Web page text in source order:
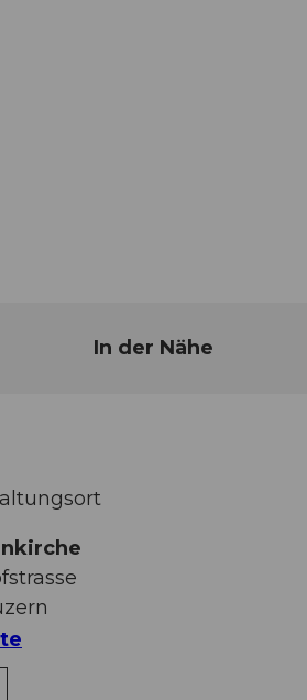
In der Nähe